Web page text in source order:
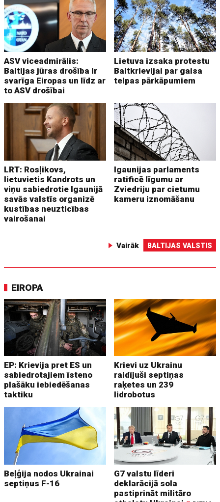
ASV viceadmirālis:
Baltijas jūras drošība ir
svarīga Eiropas un līdz ar
to ASV drošībai
Lietuva izsaka protestu
Baltkrievijai par gaisa
telpas pārkāpumiem
LRT: Rosļikovs,
lietuvietis Kandrots un
viņu sabiedrotie Igaunijā
savās valstīs organizē
kustības neuzticības
vairošanai
Igaunijas parlaments
ratificē līgumu ar
Zviedriju par cietumu
kameru iznomāšanu
Vairāk BALTIJAS VALSTIS
EIROPA
EP: Krievija pret ES un
sabiedrotajiem īsteno
plašāku iebiedēšanas
taktiku
Krievi uz Ukrainu
raidījuši septiņas
raķetes un 239
lidrobotus
Beļģija nodos Ukrainai
septiņus F-16
G7 valstu līderi
deklarācijā sola
pastiprināt militāro